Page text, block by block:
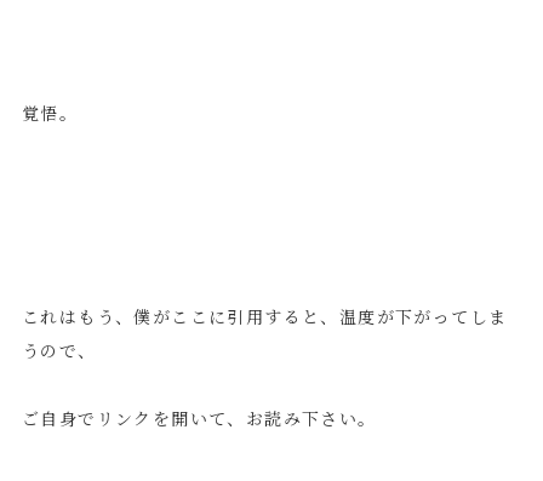
覚悟。
これはもう、僕がここに引用すると、温度が下がってしま
うので、
ご自身でリンクを開いて、お読み下さい。